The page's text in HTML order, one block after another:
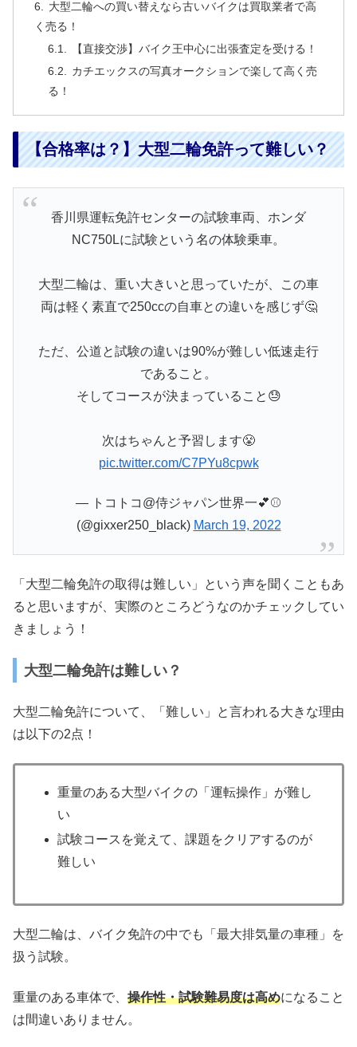
大型二輪への買い替えなら古いバイクは買取業者で高
く売る！
【直接交渉】バイク王中心に出張査定を受ける！
カチエックスの写真オークションで楽して高く売
る！
【合格率は？】大型二輪免許って難しい？
香川県運転免許センターの試験車両、ホンダ
NC750Lに試験という名の体験乗車。
大型二輪は、重い大きいと思っていたが、この車
両は軽く素直で250ccの自車との違いを感じず🤔
ただ、公道と試験の違いは90%が難しい低速走行
であること。
そしてコースが決まっていること😓
次はちゃんと予習します😤
pic.twitter.com/C7PYu8cpwk
— トコトコ@侍ジャパン世界一💕⚾
(@gixxer250_black) March 19, 2022
「大型二輪免許の取得は難しい」という声を聞くこともあ
ると思いますが、実際のところどうなのかチェックしてい
きましょう！
大型二輪免許は難しい？
大型二輪免許について、「難しい」と言われる大きな理由
は以下の2点！
重量のある大型バイクの「運転操作」が難し
い
試験コースを覚えて、課題をクリアするのが
難しい
大型二輪は、バイク免許の中でも「最大排気量の車種」を
扱う試験。
重量のある車体で、 操作性・試験難易度は高めになること
は間違いありません。